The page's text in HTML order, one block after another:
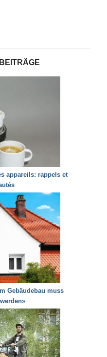
appareils: rappels et
Gebäudebau muss